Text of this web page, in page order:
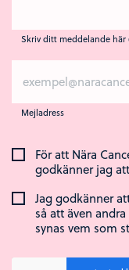
Skriv ditt meddelande
Mejladress
För att Nära
godkänner jag
Jag godkänner
så att även
synas vem som